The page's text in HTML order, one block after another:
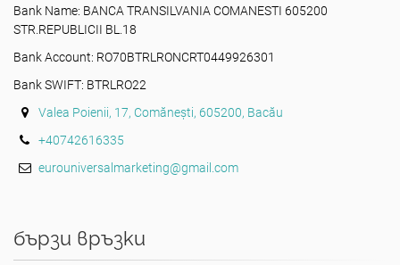
Bank Name: BANCA TRANSILVANIA COMANESTI 605200
STR.REPUBLICII BL.18
Bank Account: RO70BTRLRONCRT0449926301
Bank SWIFT: BTRLRO22
Valea Poienii, 17, Comănești, 605200, Bacău
+40742616335
eurouniversalmarketing@gmail.com
бързи връзки